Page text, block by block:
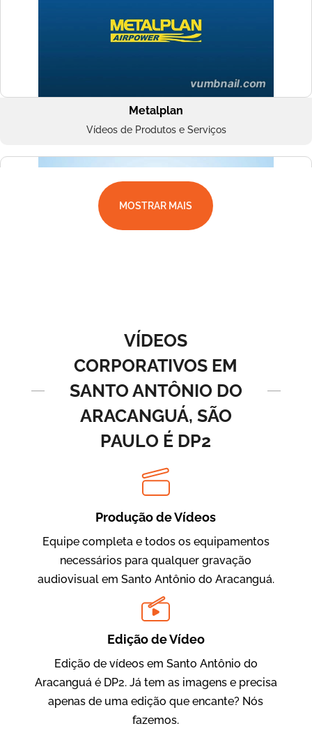
Metalplan
Vídeos de Produtos e Serviços
BRF Parceiros
Vídeos de Integração e Segurança
Oftalmocare
Vídeo Institucional
MOSTRAR MAIS
VÍDEOS
CORPORATIVOS EM
SANTO ANTÔNIO DO
ARACANGUÁ, SÃO
PAULO É DP2
Produção de Vídeos
Equipe completa e todos os equipamentos
necessários para qualquer gravação
audiovisual em Santo Antônio do Aracanguá.
Edição de Vídeo
Edição de vídeos em Santo Antônio do
Aracanguá é DP2. Já tem as imagens e precisa
apenas de uma edição que encante? Nós
fazemos.